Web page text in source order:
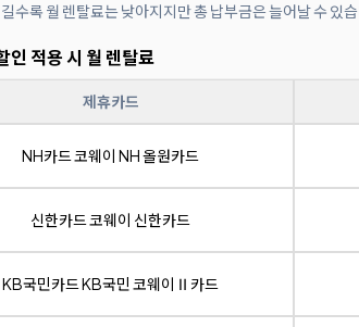
수록 월 렌탈료는 낮아지지만 총 납부금은 늘어날 수 있
인 적용 시 월 렌탈료
제휴카드
NH카드 코웨이 NH 올원카드
신한카드 코웨이 신한카드
KB국민카드 KB국민 코웨이Ⅱ카드